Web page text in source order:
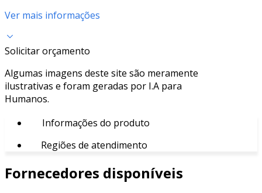
Ver mais informações
Solicitar orçamento
Algumas imagens deste site são meramente
ilustrativas e foram geradas por I.A para
Humanos.
Informações do produto
Regiões de atendimento
Fornecedores disponíveis